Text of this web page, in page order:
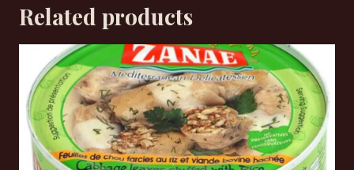
Related products